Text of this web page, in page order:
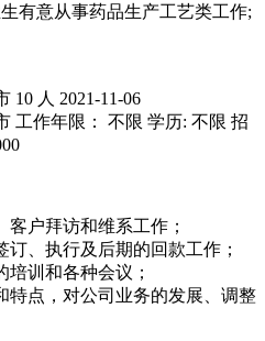
有意从事药品生产工艺类工作;
10 人 2021-11-06
工作年限： 不限 学历: 不限 招
户拜访和维系工作；
、执行及后期的回款工作；
训和各种会议；
特点，对公司业务的发展、调整